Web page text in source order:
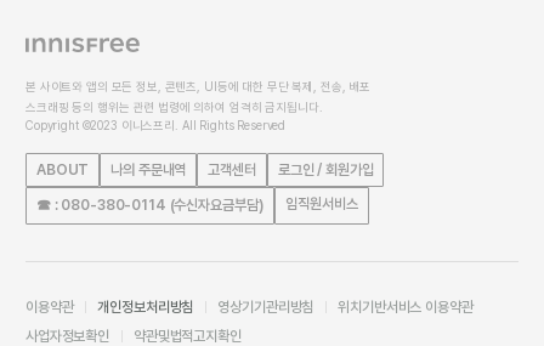
본 사이트와 앱의 모든 정보, 콘텐츠, UI등에 대한 무단 복제, 전송, 배포
스크래핑 등의 행위는 관련 법령에 의하여 엄격히 금지됩니다.
Copyright ©2023 이니스프리. All Rights Reserved
ABOUT 나의 주문내역 고객센터 로그인 / 회원가입
☎ : 080-380-0114 (수신자요금부담) 임직원서비스
이용약관 개인정보처리방침 영상기기관리방침
위치기반서비스 이용약관
사업자정보확인
약관및법적고지확인